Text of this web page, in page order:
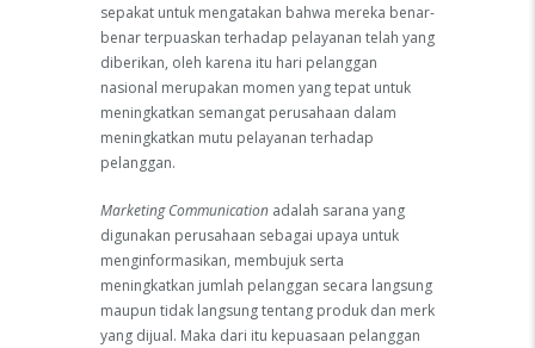
sepakat untuk mengatakan bahwa mereka benar-
benar terpuaskan terhadap pelayanan telah yang
diberikan, oleh karena itu hari pelanggan
nasional merupakan momen yang tepat untuk
meningkatkan semangat perusahaan dalam
meningkatkan mutu pelayanan terhadap
pelanggan.
Marketing Communication adalah sarana yang
digunakan perusahaan sebagai upaya untuk
menginformasikan, membujuk serta
meningkatkan jumlah pelanggan secara langsung
maupun tidak langsung tentang produk dan merk
yang dijual. Maka dari itu kepuasaan pelanggan